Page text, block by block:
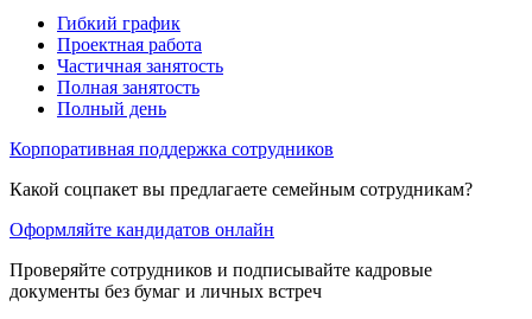
Гибкий график
Проектная работа
Частичная занятость
Полная занятость
Полный день
Корпоративная поддержка сотрудников
Какой соцпакет вы предлагаете семейным сотрудникам?
Оформляйте кандидатов онлайн
Проверяйте сотрудников и подписывайте кадровые
документы без бумаг и личных встреч